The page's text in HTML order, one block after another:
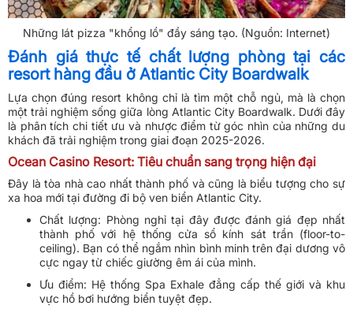
Những lát pizza "khổng lồ" đầy sáng tạo. (Nguồn: Internet)
Đánh giá thực tế chất lượng phòng tại các
resort hàng đầu ở Atlantic City Boardwalk
Lựa chọn đúng resort không chỉ là tìm một chỗ ngủ, mà là chọn
một trải nghiệm sống giữa lòng Atlantic City Boardwalk. Dưới đây
là phân tích chi tiết ưu và nhược điểm từ góc nhìn của những du
khách đã trải nghiệm trong giai đoạn 2025-2026.
Ocean Casino Resort: Tiêu chuẩn sang trọng hiện đại
Đây là tòa nhà cao nhất thành phố và cũng là biểu tượng cho sự
xa hoa mới tại đường đi bộ ven biển Atlantic City.
Chất lượng: Phòng nghỉ tại đây được đánh giá đẹp nhất
thành phố với hệ thống cửa sổ kính sát trần (floor-to-
ceiling). Bạn có thể ngắm nhìn bình minh trên đại dương vô
cực ngay từ chiếc giường êm ái của mình.
Ưu điểm: Hệ thống Spa Exhale đẳng cấp thế giới và khu
vực hồ bơi hướng biển tuyệt đẹp.